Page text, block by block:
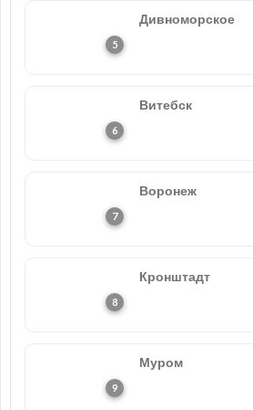
Дивноморское
Витебск
Воронеж
Кронштадт
Муром